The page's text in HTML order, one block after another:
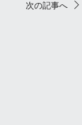
次の記事へ